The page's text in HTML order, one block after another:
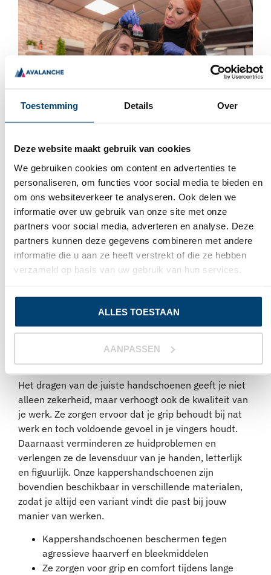
Toestemming Details Over
Deze website maakt gebruik van cookies
We gebruiken cookies om content en advertenties te
personaliseren, om functies voor social media te bieden en
om ons websiteverkeer te analyseren. Ook delen we
informatie over uw gebruik van onze site met onze
partners voor social media, adverteren en analyse. Deze
partners kunnen deze gegevens combineren met andere
informatie die u aan ze heeft verstrekt of die ze hebben
verzameld op basis van uw gebruik van hun services.
ALLES TOESTAAN
AANPASSEN
WANNEER WORDEN KAPPERS
HANDSCHOENEN GEBRUIKT?
Kappers handschoenen is een begrip onder de
professionals. Het is namelijk van belang om de huid
te beschermen bij het zo geheten “natte werk”. Ook
beschermen handschoenen tegen allergene stoffen
uit haarcosmetica. Haar stylisten gebruiken deze
soort handschoenen bij het behandelen en kleuren
belangrijke kappersbenodigdheden die je helpen bij
het beschermen van de handen tegen
WAT ZIJN DE VOORDELEN VAN
KAPPERSHANDSCHOENEN?
Het dragen van de juiste handschoenen geeft je niet
alleen zekerheid, maar verhoogt ook de kwaliteit van
je werk. Ze zorgen ervoor dat je grip behoudt bij nat
werk en toch voldoende gevoel in je vingers houdt.
Daarnaast verminderen ze huidproblemen en
verlengen ze de levensduur van je handen, letterlijk
en figuurlijk. Onze kappershandschoenen zijn
bovendien beschikbaar in verschillende materialen,
zodat je altijd een variant vindt die past bij jouw
manier van werken.
Kappershandschoenen beschermen tegen
agressieve haarverf en bleekmiddelen
Ze zorgen voor grip en comfort tijdens lange